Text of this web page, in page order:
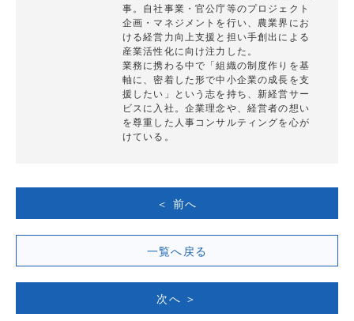
事。自社事業・官公庁等のプロジェクト
企画・マネジメントを行い、農業界にお
ける経営力向上支援と担い手創出による
産業活性化に向け注力した。
業務に携わる中で「組織の制度作りを基
軸に、密着した形で中小企業の成長を支
援したい」という志を持ち、新経営サー
ビスに入社。企業理念や、経営者の想い
を尊重した人事コンサルティングを心が
けている。
＜ 前へ
一覧へ戻る
次へ ＞